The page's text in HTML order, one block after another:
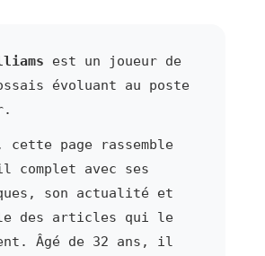
est un joueur de
évoluant au poste
page rassemble
complet avec ses
son actualité et
des articles qui le
Âgé de 32 ans, il